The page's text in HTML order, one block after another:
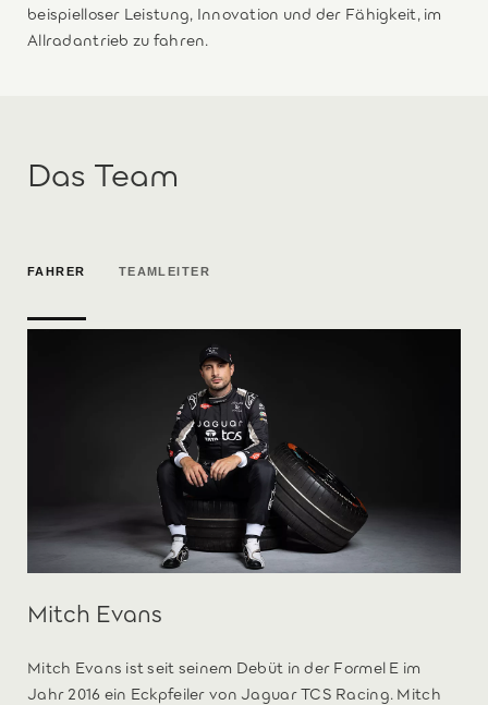
beispielloser Leistung, Innovation und der Fähigkeit, im
Allradantrieb zu fahren.
Das Team
FAHRER TEAMLEITER
Mitch Evans
Mitch Evans ist seit seinem Debüt in der Formel E im
Jahr 2016 ein Eckpfeiler von Jaguar TCS Racing. Mitch